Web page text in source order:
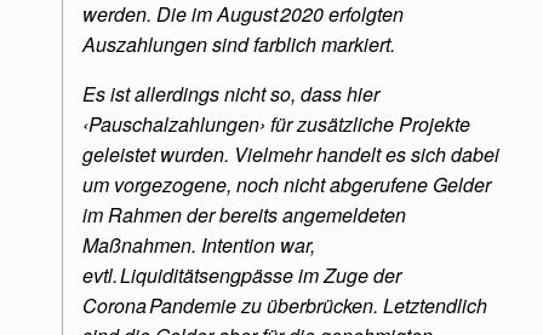
werden. Die im August 2020 erfolgten
Auszahlungen sind farblich markiert.
Es ist allerdings nicht so, dass hier
‹Pauschalzahlungen› für zusätzliche Projekte
geleistet wurden. Vielmehr handelt es sich dabei
um vorgezogene, noch nicht abgerufene Gelder
im Rahmen der bereits angemeldeten
Maßnahmen. Intention war,
evtl. Liquiditätsengpässe im Zuge der
Corona Pandemie zu überbrücken. Letztendlich